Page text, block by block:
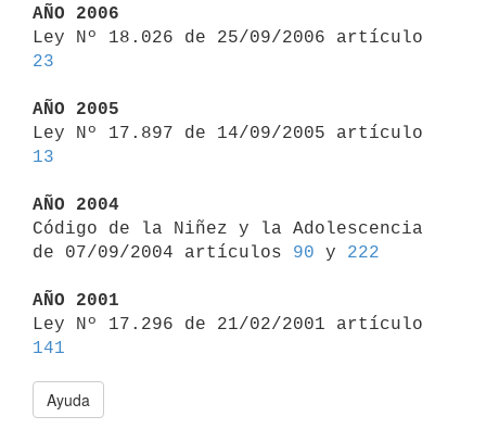
AÑO 2006
23
AÑO 2005
13
AÑO 2004
Código de la Niñez y la Adolescencia
de 07/09/2004 artículos 90 y 222
AÑO 2001
141
Ayuda